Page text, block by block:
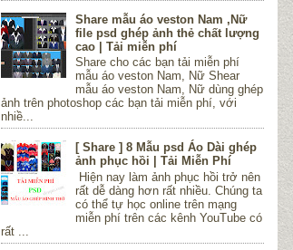
Share mẫu áo veston Nam ,Nữ
file psd ghép ảnh thẻ chất lượng
cao | Tải miễn phí
Share cho các bạn tải miễn phí
mẫu áo veston Nam, Nữ Shear
mẫu áo veston Nam, Nữ dùng ghép
ảnh trên photoshop các bạn tải miễn phí, với
nhiề...
[ Share ] 8 Mẫu psd Áo Dài ghép
ảnh phục hồi | Tải Miễn Phí
Hiện nay làm ảnh phục hồi trở nên
rất dễ dàng hơn rất nhiều. Chúng ta
có thể tự học online trên mạng
miễn phí trên các kênh YouTube có
rất ...